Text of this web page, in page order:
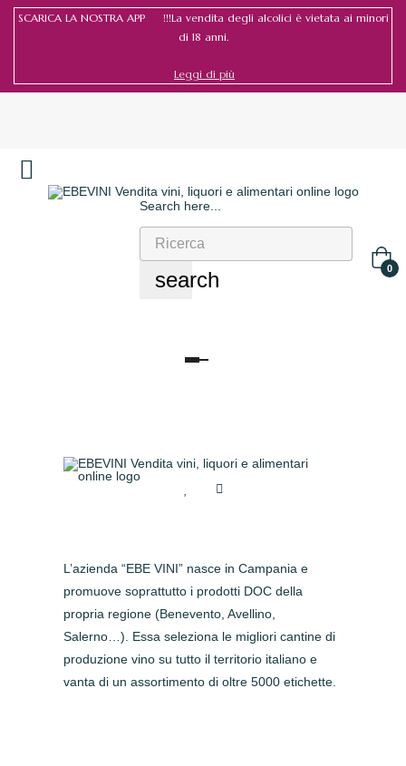
SCARICA LA NOSTRA APP !!!La vendita degli alcolici è vietata ai minori
di 18 anni.
Leggi di più
Search here...
search 0
navigazione
L’azienda “EBE VINI” nasce in Campania e
promuove soprattutto i prodotti DOC della
propria regione (Benevento, Avellino,
Salerno…). Essa seleziona le migliori cantine di
produzione vino su tutto il territorio italiano e
vanta di un assortimento di oltre 5000 etichette.